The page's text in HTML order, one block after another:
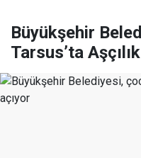
Büyükşehir
Tarsus’ta